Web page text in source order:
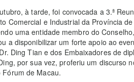
à tarde, foi convocada a 3.ª
Comercial e Industrial da Província
uma entidade membro do
a disponibilizar um forte apoio ao
Ding Tian e dos Embaixadores de
por sua vez, proferiu um discurso
Fórum de Macau.